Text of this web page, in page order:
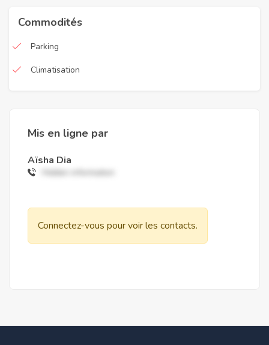
Commodités
Parking
Climatisation
Mis en ligne par
Aïsha Dia
Hidden information
Connectez-vous pour voir les contacts.